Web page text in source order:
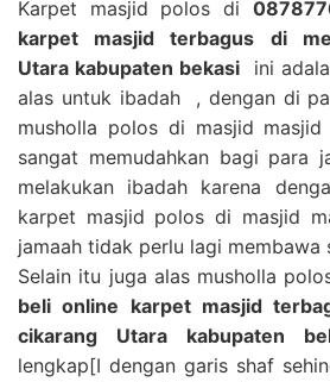
Karpet masjid polos di
karpet masjid terbagus di
Utara kabupaten bekasi ini
alas untuk ibadah , dengan di
musholla polos di masjid masjid
sangat memudahkan bagi para
melakukan ibadah karena
karpet masjid polos di masjid
jamaah tidak perlu lagi membawa
Selain itu juga alas musholla
beli online karpet masjid
cikarang Utara kabupaten
lengkap[I dengan garis shaf